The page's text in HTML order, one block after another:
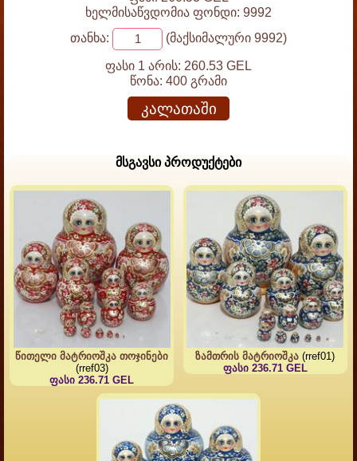
ხელმისაწვდომია ფონდი: 9992
თანხა:
(მაქსიმალური 9992)
ფასი 1 არის: 260.53 GEL
წონა: 400 გრამი
კალათაში
მსგავსი პროდუქტები
წითელი მატრიოშკა თოჯინები
(rref03)
ფასი 236.71 GEL
ზამთრის მატრიოშკა (rref01)
ფასი 236.71 GEL